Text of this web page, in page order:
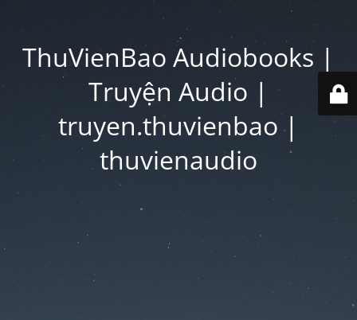
ThuVienBao Audiobooks |
Truyện Audio |
truyen.thuvienbao |
thuvienaudio